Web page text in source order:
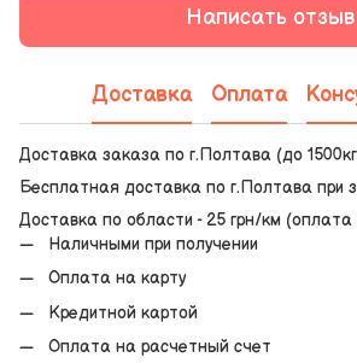
Написать отзыв
Доставка Оплата
Доставка заказа по г.Полтава (до
Бесплатная доставка по г.Полтава при
Доставка по области - 25 грн/км
Наличными при получении
Оплата на карту
Кредитной картой
Оплата на расчетный счет